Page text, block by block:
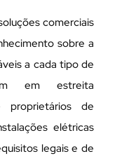
comerciais
sobre a
a cada tipo de
em estreita
de
elétricas
legais e de